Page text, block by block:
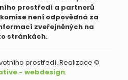
prostředí a partnerů
není odpovědná za
zveřejněných na
stránkách.
prostředí. Realizace ©
- webdesign.